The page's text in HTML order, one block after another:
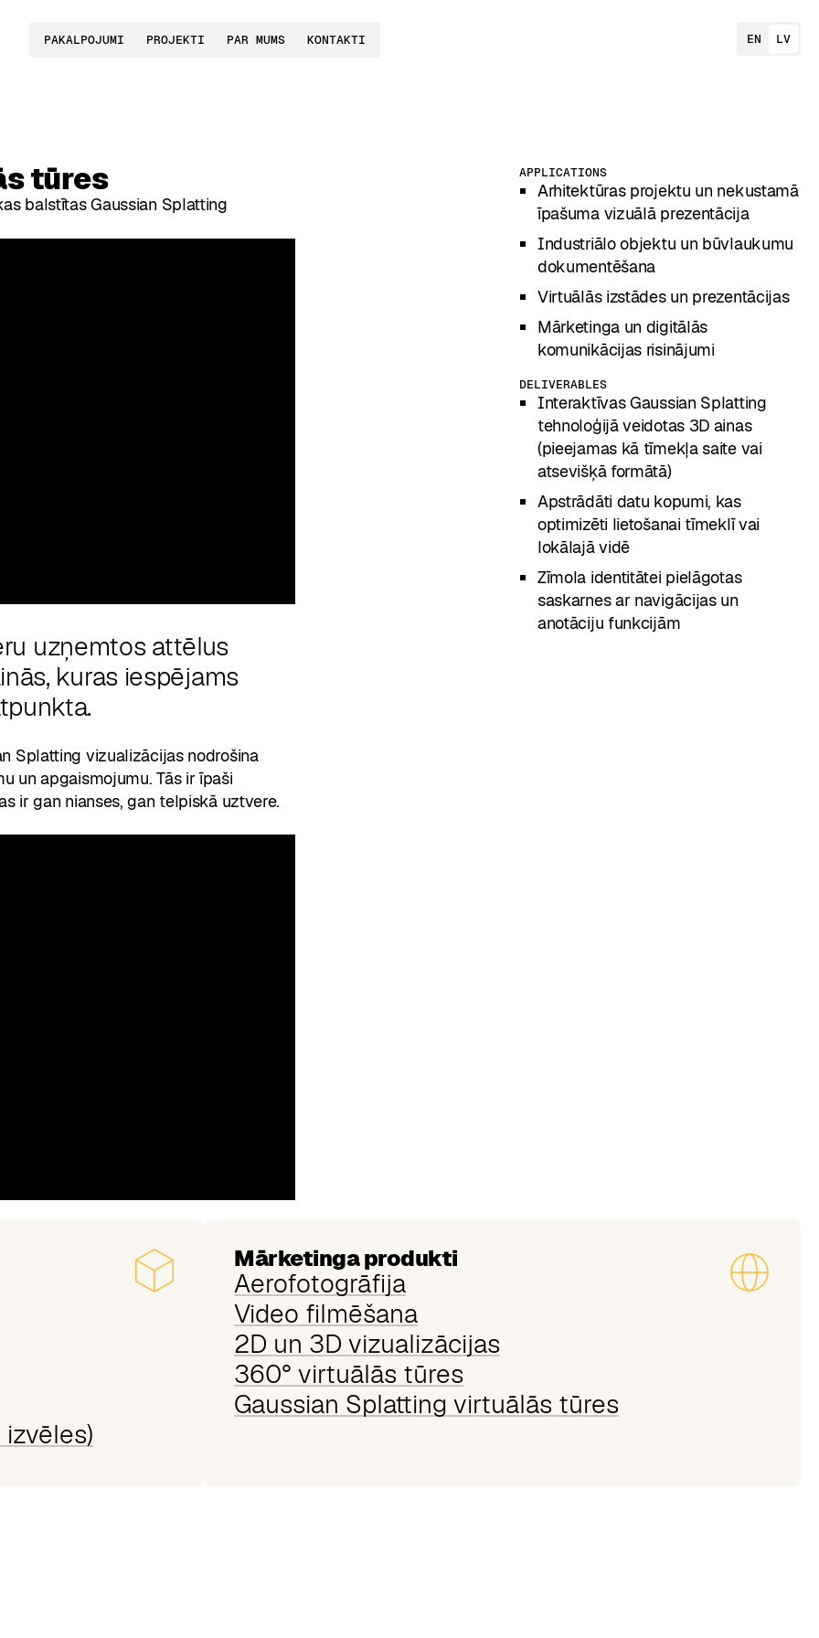
PAKALPOJUMI PROJEKTI PAR MUMS KONTAKTI EN LV
tūres
balstītas Gaussian Splatting
uzņemtos attēlus
kuras iespējams
Splatting vizualizācijas nodrošina
un apgaismojumu. Tās ir īpaši
ir gan nianses, gan telpiskā uztvere.
APPLICATIONS
Arhitektūras projektu un nekustamā
īpašuma vizuālā prezentācija
Industriālo objektu un būvlaukumu
dokumentēšana
Virtuālās izstādes un prezentācijas
Mārketinga un digitālās
komunikācijas risinājumi
DELIVERABLES
Interaktīvas Gaussian Splatting
tehnoloģijā veidotas 3D ainas
(pieejamas kā tīmekļa saite vai
atsevišķā formātā)
Apstrādāti datu kopumi, kas
optimizēti lietošanai tīmeklī vai
lokālajā vidē
Zīmola identitātei pielāgotas
saskarnes ar navigācijas un
anotāciju funkcijām
Mārketinga produkti
Aerofotogrāfija
Video filmēšana
2D un 3D vizualizācijas
360° virtuālās tūres
Gaussian Splatting virtuālās tūres